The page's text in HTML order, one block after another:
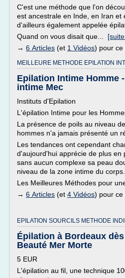
C'est une méthode que l'on
est ancestrale en Inde, en Iran et
d'ailleurs également appelée
Quand on vous disait que...
→ 6 Articles (et 1 Vidéos) pour ce
MEILLEURE METHODE EPILATION
Epilation Intime Homme
intime Mec
Instituts d'Epilation
L'épilation Intime pour les
La présence de poils au niveau
hommes n'a jamais présenté un
Les tendances ont cependant
d'aujourd'hui apprécie de plus en
sans aucun complexe sa peau
niveau de la zone intime du corps.
Les Meilleures Méthodes pour
→ 6 Articles (et 4 Vidéos) pour ce
EPILATION SOURCILS METHODE
Épilation à Bordeaux
Beauté Mer Morte
5 EUR
L'épilation au fil, une technique